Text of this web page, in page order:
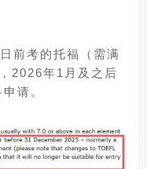
前考的托福（需满
2026年1月及之后
请。